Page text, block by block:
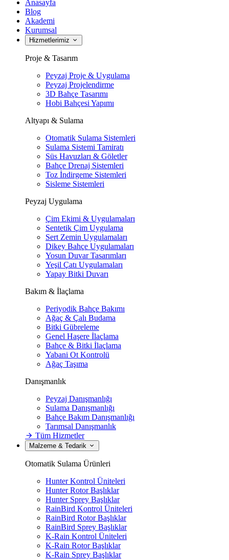
Anasayfa
Blog
Akademi
Kurumsal
Hizmetlerimiz
Proje & Tasarım
Peyzaj Proje & Uygulama
Peyzaj Projelendirme
3D Bahçe Tasarımı
Hobi Bahçesi Yapımı
Altyapı & Sulama
Otomatik Sulama Sistemleri
Sulama Sistemi Tamiratı
Süs Havuzları & Göletler
Bahçe Drenaj Sistemleri
Toz İndirgeme Sistemleri
Sisleme Sistemleri
Peyzaj Uygulama
Çim Ekimi & Uygulamaları
Sentetik Çim Uygulama
Sert Zemin Uygulamaları
Dikey Bahçe Uygulamaları
Yosun Duvar Tasarımları
Yeşil Çatı Uygulamaları
Yapay Bitki Duvarı
Bakım & İlaçlama
Periyodik Bahçe Bakımı
Ağaç & Çalı Budama
Bitki Gübreleme
Genel Haşere İlaçlama
Bahçe & Bitki İlaçlama
Yabani Ot Kontrolü
Ağaç Taşıma
Danışmanlık
Peyzaj Danışmanlığı
Sulama Danışmanlığı
Bahçe Bakım Danışmanlığı
Tarımsal Danışmanlık
Tüm Hizmetler
Malzeme & Tedarik
Otomatik Sulama Ürünleri
Hunter Kontrol Üniteleri
Hunter Rotor Başlıklar
Hunter Sprey Başlıklar
RainBird Kontrol Üniteleri
RainBird Rotor Başlıklar
RainBird Sprey Başlıklar
K-Rain Kontrol Üniteleri
K-Rain Rotor Başlıklar
K-Rain Sprey Başlıklar